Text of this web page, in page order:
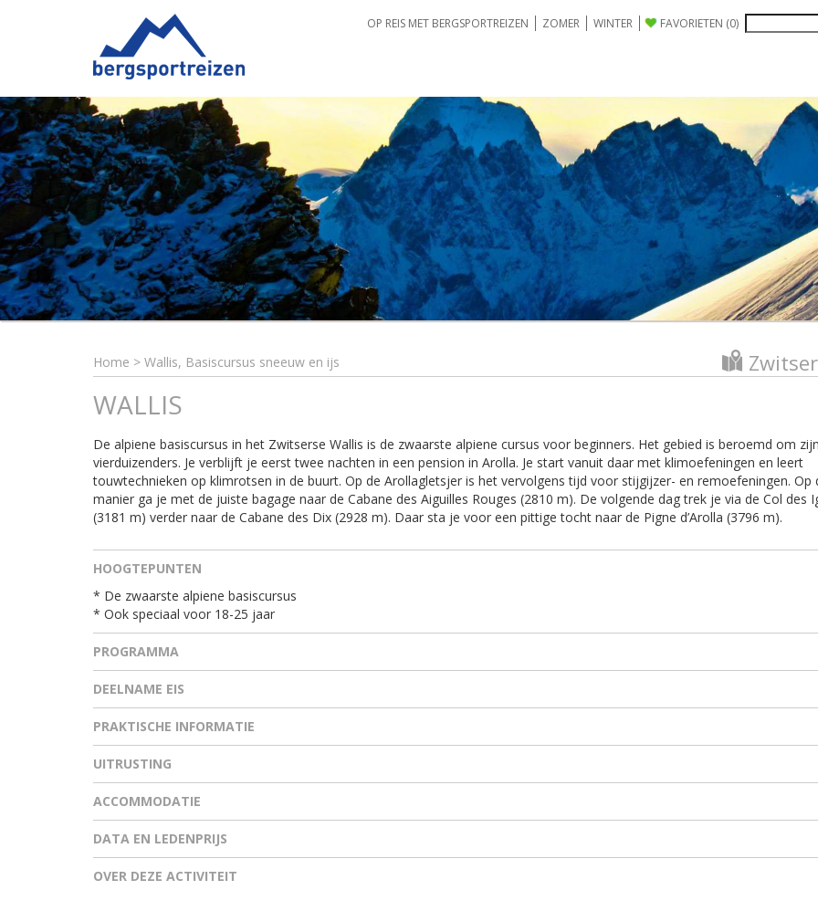
OP REIS MET BERGSPORTREIZEN ZOMER WINTER FAVORIETEN (0)
Home > Wallis, Basiscursus sneeuw en ijs
WALLIS
De alpiene basiscursus in het Zwitserse Wallis is de zwaarste alpiene cursus voor beginners. Het gebied is beroemd om
vierduizenders. Je verblijft je eerst twee nachten in een pension in Arolla. Je start vanuit daar met klimoefeningen en leert
touwtechnieken op klimrotsen in de buurt. Op de Arollagletsjer is het vervolgens tijd voor stijgijzer- en remoefeningen. Op
manier ga je met de juiste bagage naar de Cabane des Aiguilles Rouges (2810 m). De volgende dag trek je via de Col des
(3181 m) verder naar de Cabane des Dix (2928 m). Daar sta je voor een pittige tocht naar de Pigne d’Arolla (3796 m).
HOOGTEPUNTEN
* De zwaarste alpiene basiscursus
* Ook speciaal voor 18-25 jaar
PROGRAMMA
DEELNAME EIS
PRAKTISCHE INFORMATIE
UITRUSTING
ACCOMMODATIE
DATA EN LEDENPRIJS
OVER DEZE ACTIVITEIT